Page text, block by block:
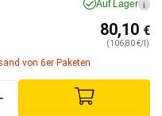
Auf Lager i
80,10 €
(106,80 €/l)
von 6er Paketen